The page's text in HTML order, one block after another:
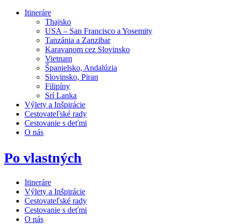
Itineráre
Thajsko
USA – San Francisco a Yosemity
Tanzánia a Zanzibar
Karavanom cez Slovinsko
Vietnam
Španielsko, Andalúzia
Slovinsko, Piran
Filipíny
Srí Lanka
Výlety a Inšpirácie
Cestovateľské rady
Cestovanie s deťmi
O nás
Po vlastných
Itineráre
Výlety a Inšpirácie
Cestovateľské rady
Cestovanie s deťmi
O nás